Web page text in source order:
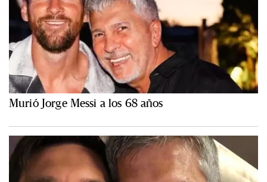
Murió Jorge Messi a los 68 años